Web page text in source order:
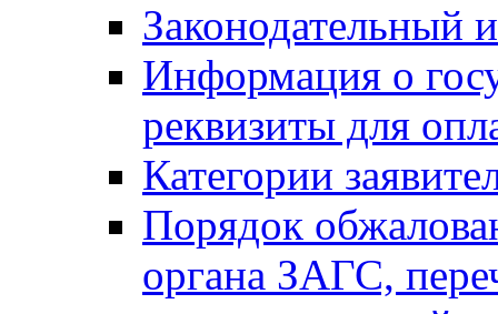
Законодательный
Информация о
реквизиты для
Категории
Порядок
органа ЗАГС,